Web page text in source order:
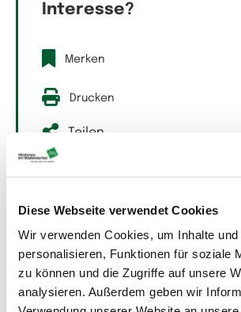
Diese Webseite verwendet Cookies
Wir verwenden Cookies, um Inhalte
personalisieren, Funktionen für soziale
zu können und die Zugriffe auf unsere
analysieren. Außerdem geben wir
Interesse?
Merken
Drucken
Teilen
Beschreibung
Zum Verkauf gelangt eingroßzügiges,
großes Baugrundstück
Kellerrohbau.